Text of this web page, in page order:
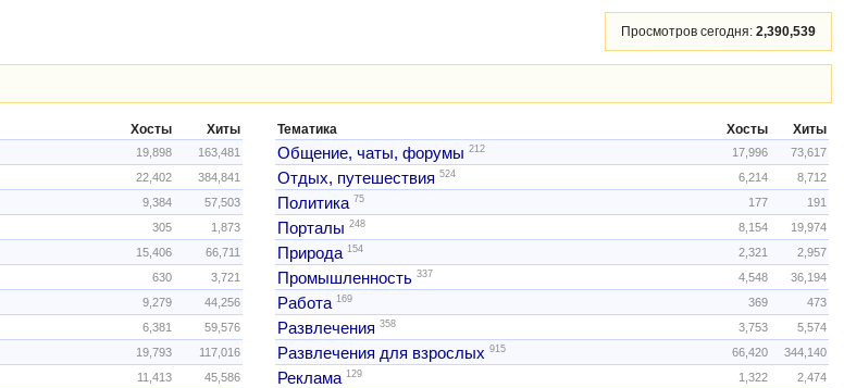
Просмотров сегодня: 2,390,539
Хосты Хиты
19,898 163,481
22,402 384,841
9,384 57,503
305 1,873
15,406 66,711
630 3,721
9,279 44,256
6,381 59,576
19,793 117,016
11,413 45,586
Тематика Хосты Хиты
Общение, чаты, форумы 212 17,996 73,617
Отдых, путешествия 524 6,214 8,712
Политика 75 177 191
Порталы 248 8,154 19,974
Природа 154 2,321 2,957
Промышленность 337 4,548 36,194
Работа 169 369 473
Развлечения 358 3,753 5,574
Развлечения для взрослых 915 66,420 344,140
Реклама 129 1,322 2,474